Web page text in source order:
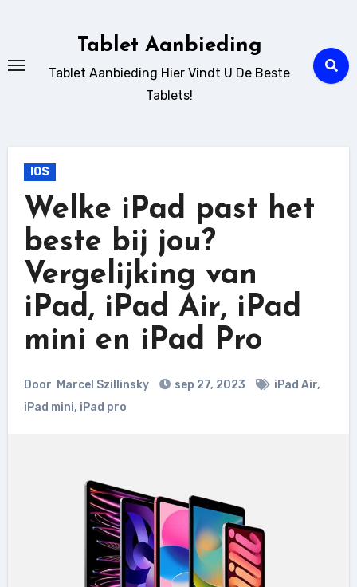
Tablet Aanbieding
Tablet Aanbieding Hier Vindt U De Beste
Tablets!
IOS
Welke iPad past het
beste bij jou?
Vergelijking van
iPad, iPad Air, iPad
mini en iPad Pro
Door Marcel Szillinsky sep 27, 2023 iPad Air,
iPad mini, iPad pro